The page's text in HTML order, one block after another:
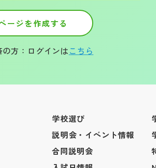
ージを作成する
方：ログインはこちら
学校選び
説明会・イベント情報
合同説明会